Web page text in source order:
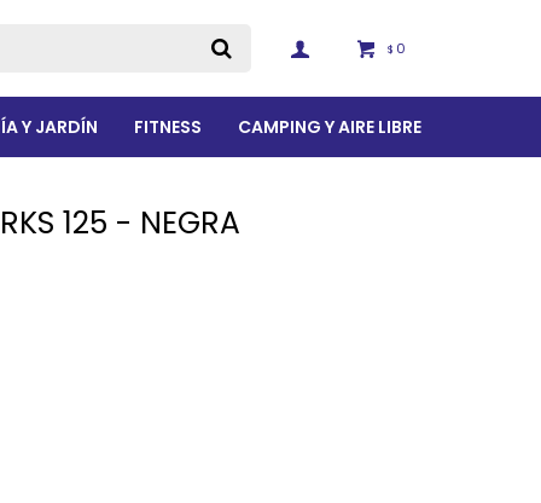
Y JARDÍN FITNESS CAMPING Y AIRE LIBRE
$ 0
125 - NEGRA